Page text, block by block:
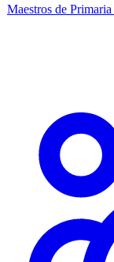
Maestros de Primaria